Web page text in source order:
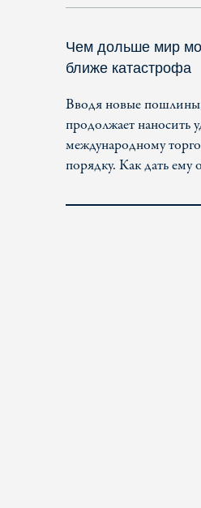
Чем дольше мир
ближе катастрофа
Вводя новые
продолжает наносить
международному
порядку. Как дать ему